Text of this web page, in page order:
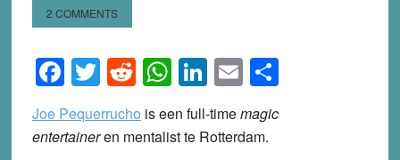
2 COMMENTS
Facebook
Twitter
Reddit
WhatsApp
LinkedIn
EmailShare
Joe Pequerrucho is een full-timemagic
entertaineren mentalist te Rotterdam.